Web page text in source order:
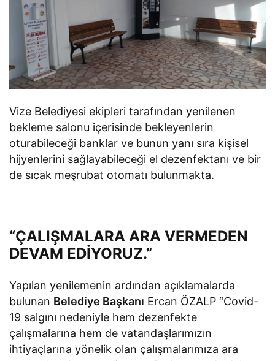
Vize Belediyesi ekipleri tarafından yenilenen
bekleme salonu içerisinde bekleyenlerin
oturabileceği banklar ve bunun yanı sıra kişisel
hijyenlerini sağlayabileceği el dezenfektanı ve bir
de sıcak meşrubat otomatı bulunmakta.
“ÇALIŞMALARA ARA VERMEDEN
DEVAM EDİYORUZ.”
Yapılan yenilemenin ardından açıklamalarda
bulunan Belediye Başkanı Ercan ÖZALP “Covid-
19 salgını nedeniyle hem dezenfekte
çalışmalarına hem de vatandaşlarımızın
ihtiyaçlarına yönelik olan çalışmalarımıza ara